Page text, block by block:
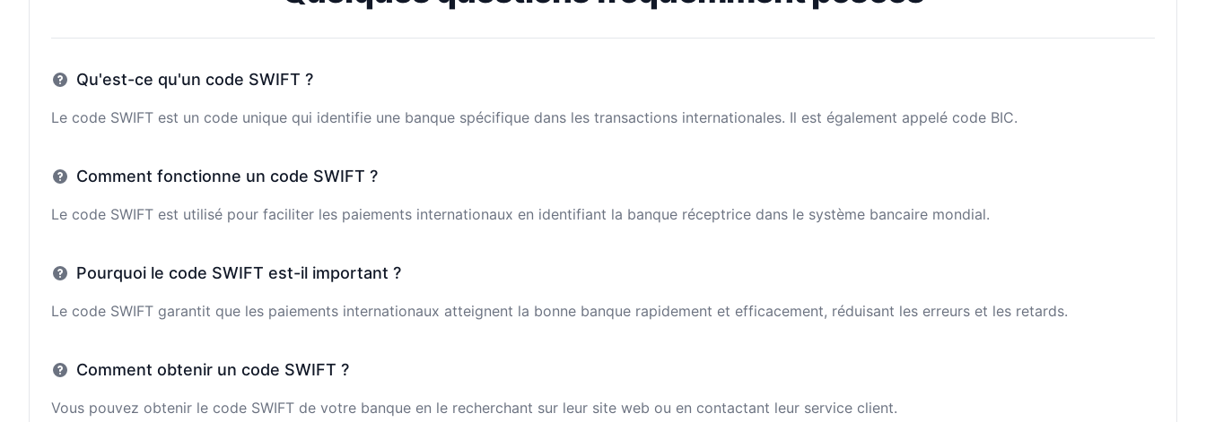
Qu'est-ce qu'un code SWIFT ?
Le code SWIFT est un code unique qui identifie une banque spécifique dans les transactions internationales. Il est également appelé code BIC.
Comment fonctionne un code SWIFT ?
Le code SWIFT est utilisé pour faciliter les paiements internationaux en identifiant la banque réceptrice dans le système bancaire mondial.
Pourquoi le code SWIFT est-il important ?
Le code SWIFT garantit que les paiements internationaux atteignent la bonne banque rapidement et efficacement, réduisant les erreurs et les retards.
Comment obtenir un code SWIFT ?
Vous pouvez obtenir le code SWIFT de votre banque en le recherchant sur leur site web ou en contactant leur service client.